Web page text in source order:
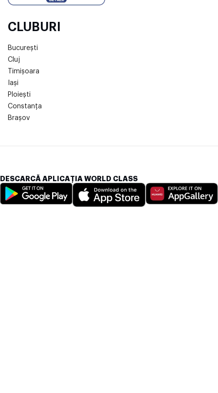
CLUBURI
București
Cluj
Timișoara
Iași
Ploiești
Constanța
Brașov
DESCARCĂ APLICAȚIA WORLD CLASS